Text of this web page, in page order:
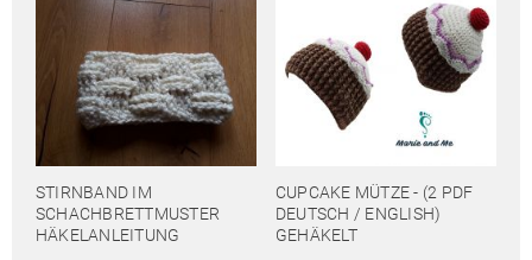
STIRNBAND IM
SCHACHBRETTMUSTER
HÄKELANLEITUNG
CUPCAKE MÜTZE - (2 PDF
DEUTSCH / ENGLISH)
GEHÄKELT